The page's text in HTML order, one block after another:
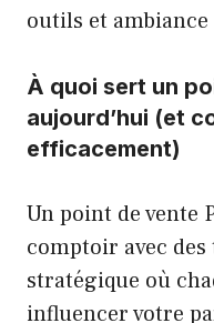
outils et ambiance
À quoi sert un
aujourd’hui (et
efficacement)
Un point de vente
comptoir avec des
stratégique où
influencer votre